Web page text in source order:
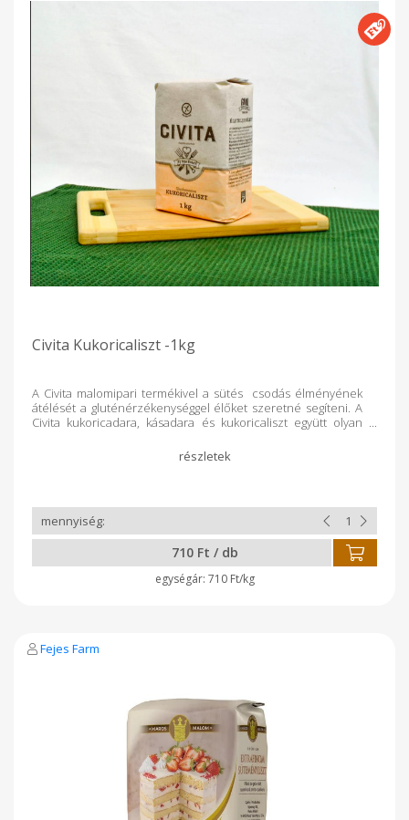
Civita Kukoricaliszt -1kg
A Civita malomipari termékivel a sütés csodás élményének
átélését a gluténérzékenységgel élőket szeretné segíteni. A
Civita kukoricadara, kásadara és kukoricaliszt együtt olyan
szívesen nyúlna. Kiemelkedő rost-tartalmuknak
köszönhetően a teljes értékű táplálkozás alapjai.
Felhasználási javaslat: pékáruk, tészták készítéséhez
főzéshez szószok, mártások, pudingok sűrítéséhez
Összetevők: 100% kukoricaliszt. Gyártó: Civita Food Kft
710 Ft / db
710 Ft/kg
Fejes Farm